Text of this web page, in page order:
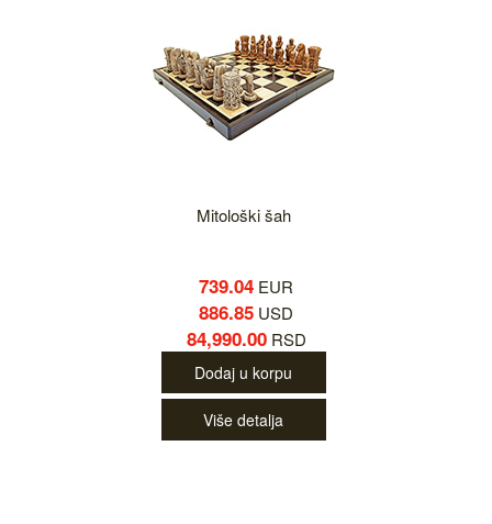
Mitološki šah
739.04 EUR
886.85 USD
84,990.00RSD
Dodaj u korpu
Više detalja